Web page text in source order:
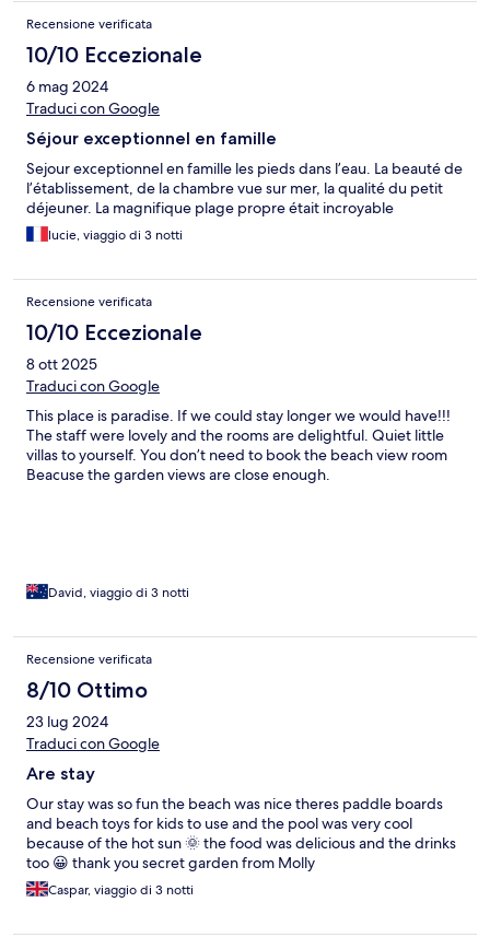
Recensione verificata
10/10 Eccezionale
6 mag 2024
Traduci con Google
Séjour exceptionnel en famille
Sejour exceptionnel en famille les pieds dans l’eau. La beauté de
l’établissement, de la chambre vue sur mer, la qualité du petit
déjeuner. La magnifique plage propre était incroyable
lucie, viaggio di 3 notti
Recensione verificata
10/10 Eccezionale
8 ott 2025
Traduci con Google
This place is paradise. If we could stay longer we would have!!!
The staff were lovely and the rooms are delightful. Quiet little
villas to yourself. You don’t need to book the beach view room
Beacuse the garden views are close enough.
David, viaggio di 3 notti
Recensione verificata
8/10 Ottimo
23 lug 2024
Traduci con Google
Are stay
Our stay was so fun the beach was nice theres paddle boards
and beach toys for kids to use and the pool was very cool
because of the hot sun 🌞 the food was delicious and the drinks
too 😀 thank you secret garden from Molly
Caspar, viaggio di 3 notti